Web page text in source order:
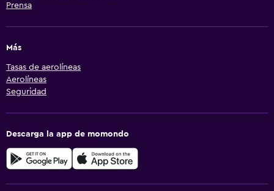
Prensa
Más
Tasas de aerolíneas
Aerolíneas
Seguridad
Descarga la app de momondo